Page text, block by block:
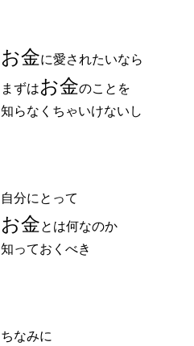
お金に愛されたいなら
まずはお金のことを
知らなくちゃいけないし
自分にとって
お金とは何なのか
知っておくべき
ちなみに